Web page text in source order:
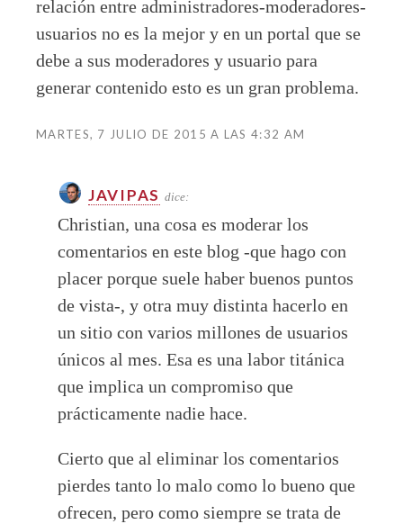
relación entre administradores-moderadores-
usuarios no es la mejor y en un portal que se
debe a sus moderadores y usuario para
generar contenido esto es un gran problema.
MARTES, 7 JULIO DE 2015 A LAS 4:32 AM
JAVIPAS dice:
Christian, una cosa es moderar los
comentarios en este blog -que hago con
placer porque suele haber buenos puntos
de vista-, y otra muy distinta hacerlo en
un sitio con varios millones de usuarios
únicos al mes. Esa es una labor titánica
que implica un compromiso que
prácticamente nadie hace.
Cierto que al eliminar los comentarios
pierdes tanto lo malo como lo bueno que
ofrecen, pero como siempre se trata de